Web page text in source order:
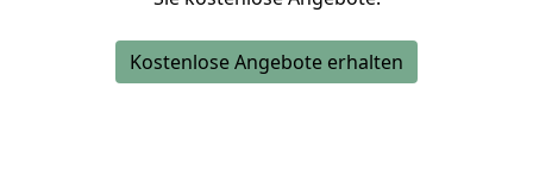
Kostenlose Angebote erhalten